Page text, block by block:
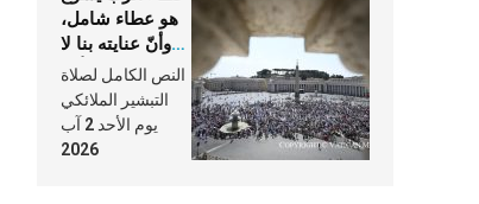
هو عطاء شامل،
وأنّ عنايته بنا لا
تغيب عنّا أبدًا
النص الكامل لصلاة
التبشير الملائكي
يوم الأحد 2 آب
2026